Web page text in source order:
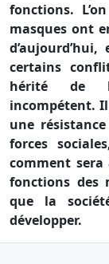
fonctions.
masques ont
certains
hérité de
incompétent.
une
forces
comment sera
fonctions des
que la
développer.